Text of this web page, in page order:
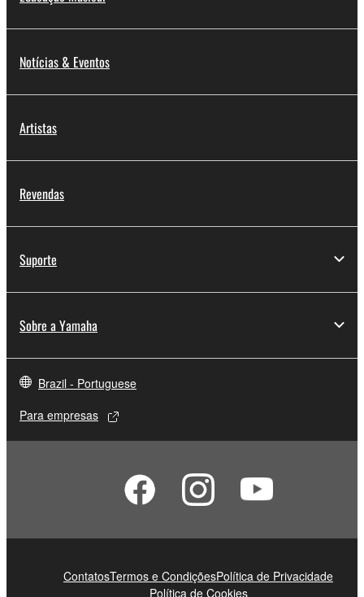
Notícias & Eventos
Artistas
Revendas
Suporte
Sobre a Yamaha
Brazil - Portuguese
Para empresas
ContatosTermos e CondiçõesPolítica de Privacidade
Política de Cookies